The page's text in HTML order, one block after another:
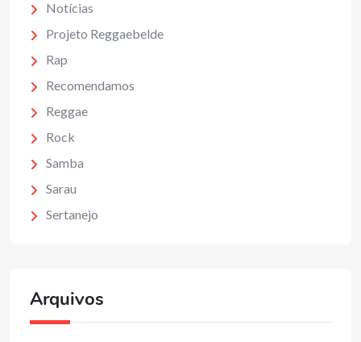
Notícias
Projeto Reggaebelde
Rap
Recomendamos
Reggae
Rock
Samba
Sarau
Sertanejo
Arquivos